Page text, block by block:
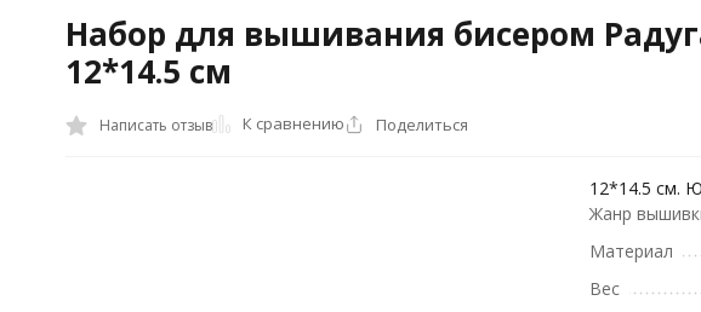
Набор для вышивания бисером
12*14.5 см
Написать отзыв К сравнению Поделиться
12*14.5 см.
Жанр
Материал
Вес